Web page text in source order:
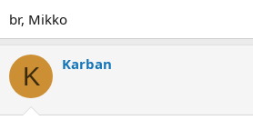
br, Mikko
K Karban